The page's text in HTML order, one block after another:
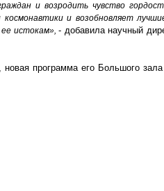
и возродить чувство
и возобновляет
ее истокам»,- добавила научный
программа его Большого